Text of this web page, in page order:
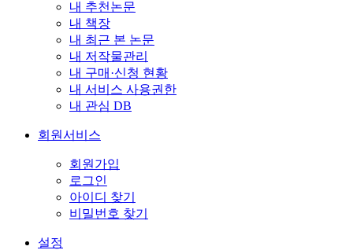
내 추천논문
내 책장
내 최근 본 논문
내 저작물관리
내 구매·신청 현황
내 서비스 사용권한
내 관심 DB
회원서비스
회원가입
로그인
아이디 찾기
비밀번호 찾기
설정